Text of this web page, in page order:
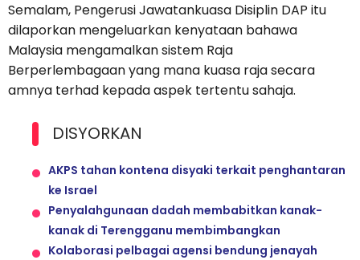
Semalam, Pengerusi Jawatankuasa Disiplin DAP itu
dilaporkan mengeluarkan kenyataan bahawa
Malaysia mengamalkan sistem Raja
Berperlembagaan yang mana kuasa raja secara
amnya terhad kepada aspek tertentu sahaja.
DISYORKAN
AKPS tahan kontena disyaki terkait penghantaran
ke Israel
Penyalahgunaan dadah membabitkan kanak-
kanak di Terengganu membimbangkan
Kolaborasi pelbagai agensi bendung jenayah